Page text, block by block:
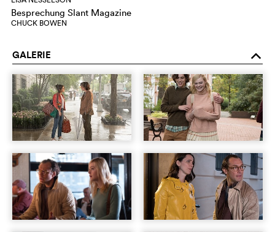
Besprechung Slant Magazine
CHUCK BOWEN
GALERIE o